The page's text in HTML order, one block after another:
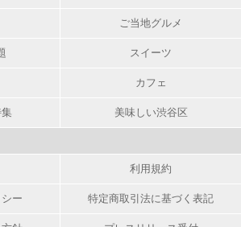
ご当地グルメ
スイーツ
カフェ
美味しい渋谷区
利用規約
ー 特定商取引法に基づく表記